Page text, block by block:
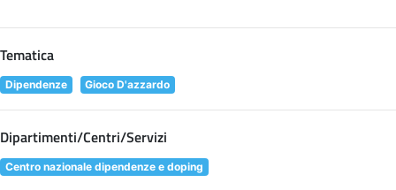
Tematica
Dipendenze Gioco D'azzardo
Dipartimenti/Centri/Servizi
Centro nazionale dipendenze e doping